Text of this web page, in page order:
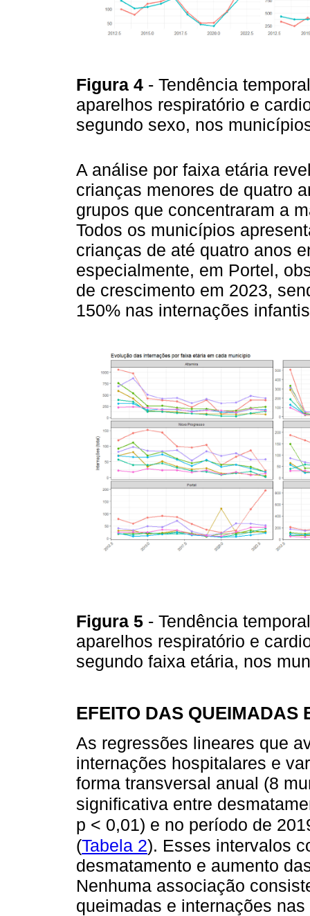
Figura 4 - Tendência
aparelhos respiratório e
segundo sexo, nos
A análise por faixa etária
crianças menores de quatro
grupos que concentraram a
Todos os municípios
crianças de até quatro anos
especialmente, em Portel,
de crescimento em 2023,
150% nas internações
Figura 5 - Tendência
aparelhos respiratório e
segundo faixa etária, nos
EFEITO DAS QUEIMADAS
As regressões lineares que
internações hospitalares e
forma transversal anual (8
significativa entre
p < 0,01) e no período de
(Tabela 2). Esses intervalos
desmatamento e aumento
Nenhuma associação
queimadas e internações